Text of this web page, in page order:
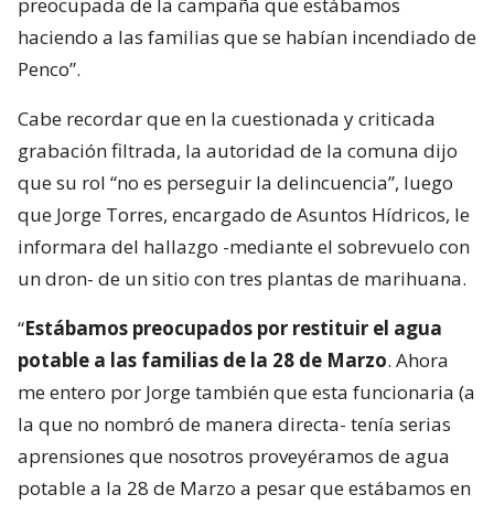
preocupada de la campaña que estábamos
haciendo a las familias que se habían incendiado de
Penco”.
Cabe recordar que en la cuestionada y criticada
grabación filtrada, la autoridad de la comuna dijo
que su rol “no es perseguir la delincuencia”, luego
que Jorge Torres, encargado de Asuntos Hídricos, le
informara del hallazgo -mediante el sobrevuelo con
un dron- de un sitio con tres plantas de marihuana.
“Estábamos preocupados por restituir el agua
potable a las familias de la 28 de Marzo. Ahora
me entero por Jorge también que esta funcionaria (a
la que no nombró de manera directa- tenía serias
aprensiones que nosotros proveyéramos de agua
potable a la 28 de Marzo a pesar que estábamos en